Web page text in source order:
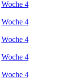
Woche 4
Woche 4
Woche 4
Woche 4
Woche 4